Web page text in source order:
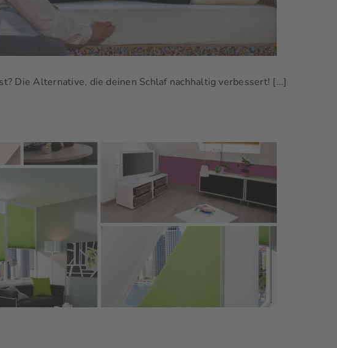
Die Alternative, die deinen Schlaf nachhaltig verbessert! [...]